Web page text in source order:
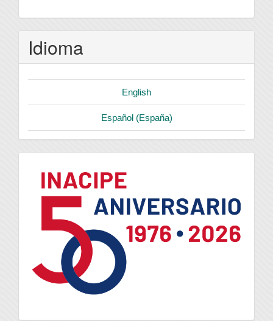
Idioma
English
Español (España)
logo